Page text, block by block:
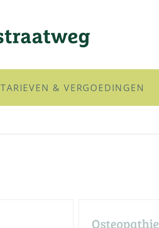
TARIEVEN & VERGOEDINGEN
Osteopathie